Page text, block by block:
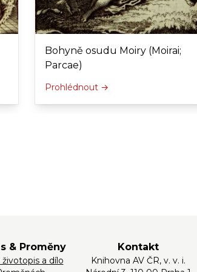
Bohyně osudu Moiry (Moirai;
Parcae)
Prohlédnout →
& Proměny
životopis a dílo
Kontakt
Knihovna AV ČR, v. v. i.